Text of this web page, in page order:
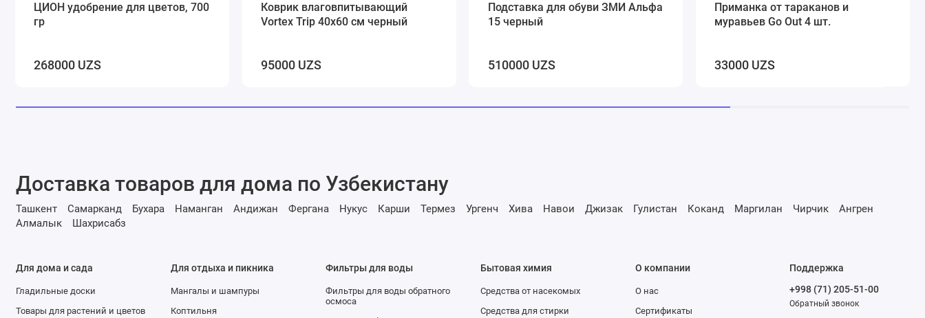
ЦИОН удобрение для цветов, 700
гр
268000 UZS
Коврик влаговпитывающий
Vortex Trip 40х60 см черный
95000 UZS
Подставка для обуви ЗМИ Альфа
15 черный
510000 UZS
Приманка от тараканов и
муравьев Go Out 4 шт.
33000 UZS
Доставка товаров для дома по Узбекистану
Ташкент Самарканд Бухара Наманган Андижан Фергана Нукус Карши Термез Ургенч Хива Навои Джизак Гулистан Коканд Маргилан Чирчик
Ангрен
Алмалык
Шахрисабз
Для дома и сада
Гладильные доски
Товары для растений и цветов
Для отдыха и пикника
Мангалы и шампуры
Коптильня
Фильтры для воды
Фильтры для воды обратного
осмоса
Бытовая химия
Средства от насекомых
Средства для стирки
О компании
О нас
Сертификаты
Поддержка
+998 (71) 205-51-00
Обратный звонок